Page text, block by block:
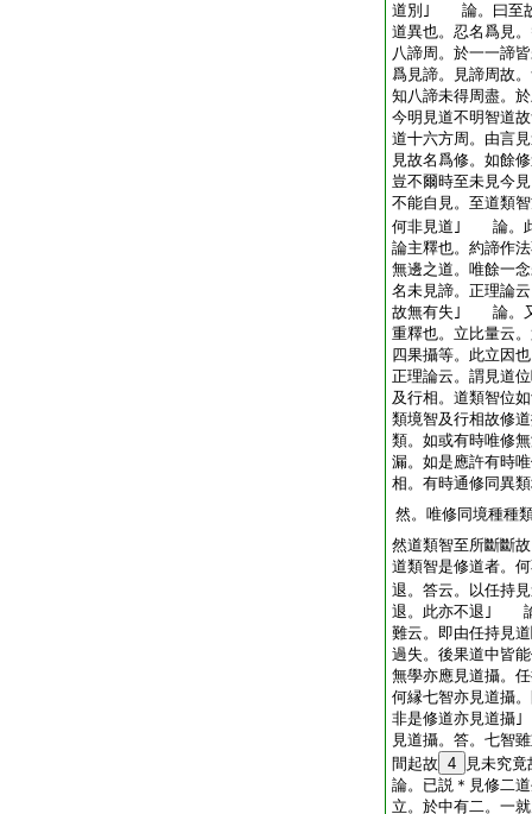
道別｣ 論。曰至故
道異也。忍名爲見
八諦周。於一一諦
爲見諦。見諦周故
知八諦未得周盡。
今明見道不明智道
道十六方周。由言
見故名爲修。如
豈不爾時至未見今
不能自見。至道類
何非見道｣ 論。
論主釋也。約諦作
無邊之道。唯餘一
名未見諦。正理論
故無有失｣ 論。又
重釋也。立比量云
四果攝等。此立因
正理論云。謂見道
及行相。道類智位
類境智及行相故修
類。如或有時唯修
漏。如是應許有時
相。有時通修同異
然。唯修同境種種
然道類智至所斷斷
道類智是修道者。
退。答云。以任持
退。此亦不退｣ 論
難云。即由任持見
過失。後果道中皆
無學亦應見道攝
何縁七智亦見道攝
非是修道亦見道
見道攝。答。七智
間起故 4
見未究
論。已説＊見修二
立。於中有二。一